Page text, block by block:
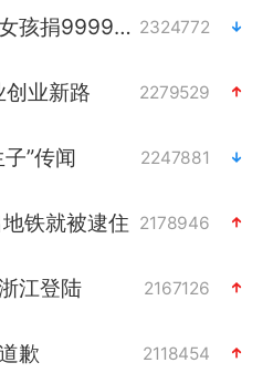
李亚鹏向地铁吐血女孩捐99999元 2324772
创业新路 2279529
”传闻 2247881
铁就被逮住 2178946
江登陆 2167126
歉 2118454